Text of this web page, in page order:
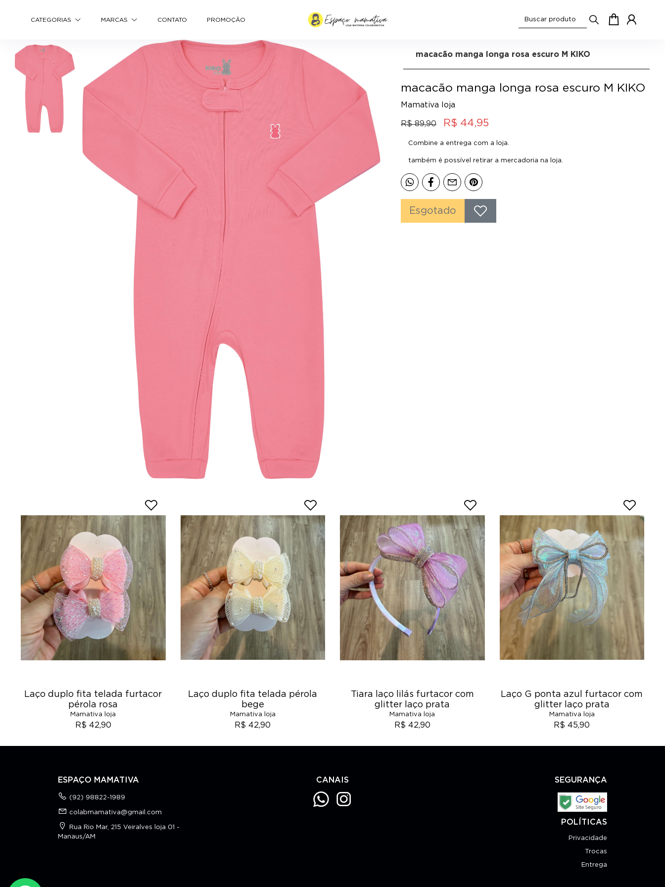
CATEGORIAS MARCAS CONTATO PROMOÇÃO
macacão manga longa rosa escuro M KIKO
macacão manga longa rosa escuro M KIKO
Mamativa loja
R$ 89,90 R$ 44,95
Combine a entrega com a loja.
também é possível retirar a mercadoria na loja.
Esgotado
Laço duplo fita telada furtacor
pérola rosa
Mamativa loja
R$ 42,90
Laço duplo fita telada pérola
bege
Mamativa loja
R$ 42,90
Tiara laço lilás furtacor com
glitter laço prata
Mamativa loja
R$ 42,90
Laço G ponta azul furtacor com
glitter laço prata
Mamativa loja
R$ 45,90
ESPAÇO MAMATIVA
(92) 98822-1989
colabmamativa@gmail.com
Rua Rio Mar, 215 Veiralves loja 01 -
Manaus/AM
CANAIS SEGURANÇA
POLÍTICAS
Privacidade
Trocas
Entrega